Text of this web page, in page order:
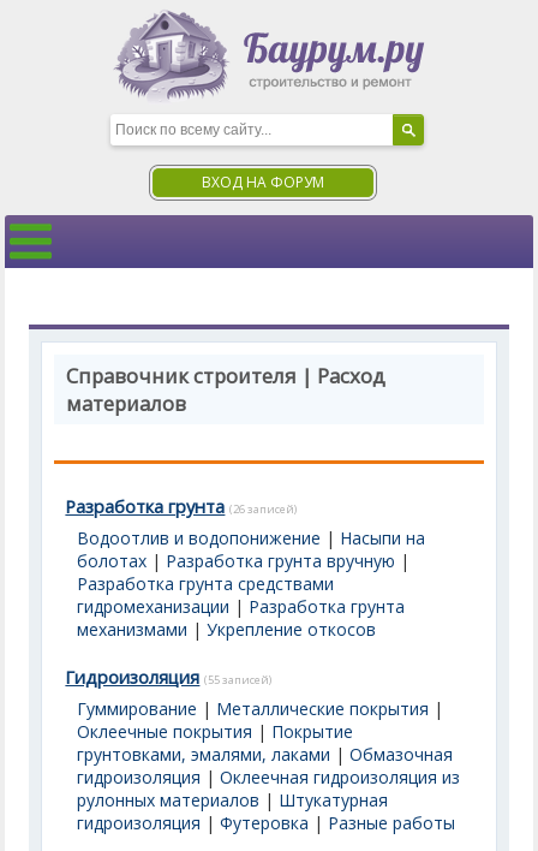
ВХОД НА ФОРУМ
Справочник строителя | Расход
материалов
Разработка грунта (26 записей)
Водоотлив и водопонижение | Насыпи на
болотах | Разработка грунта вручную |
Разработка грунта средствами
гидромеханизации | Разработка грунта
механизмами |Укрепление откосов
Гидроизоляция (55 записей)
Гуммирование | Металлические покрытия |
Оклеечные покрытия | Покрытие
грунтовками, эмалями, лаками |Обмазочная
гидроизоляция |Оклеечная гидроизоляция из
рулонных материалов | Штукатурная
гидроизоляция |Футеровка | Разные работы